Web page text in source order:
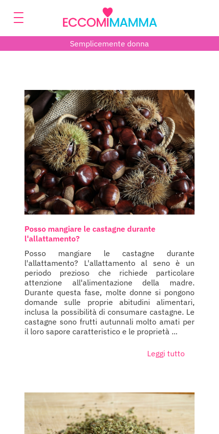
Semplicemente donna
Posso mangiare le castagne durante
l'allattamento?
Posso mangiare le castagne durante
l'allattamento? L'allattamento al seno è un
periodo prezioso che richiede particolare
attenzione all'alimentazione della madre.
Durante questa fase, molte donne si pongono
domande sulle proprie abitudini alimentari,
inclusa la possibilità di consumare castagne. Le
castagne sono frutti autunnali molto amati per
il loro sapore caratteristico e le proprietà ...
Leggi tutto